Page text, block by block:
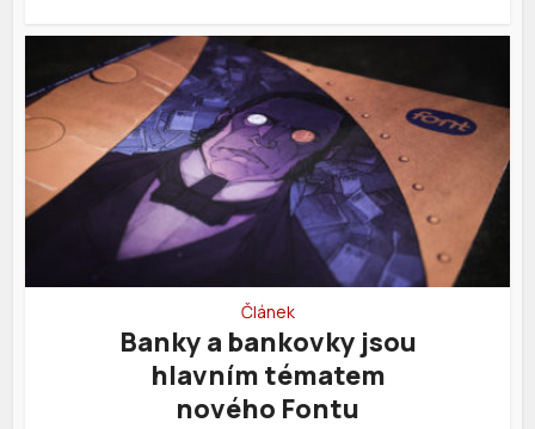
Článek
Banky a bankovky jsou
hlavním tématem
nového Fontu